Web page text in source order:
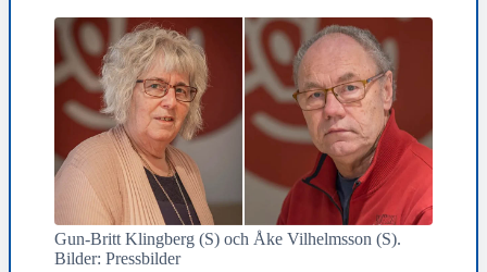
Gun-Britt Klingberg (S) och Åke Vilhelmsson (S).
Bilder: Pressbilder